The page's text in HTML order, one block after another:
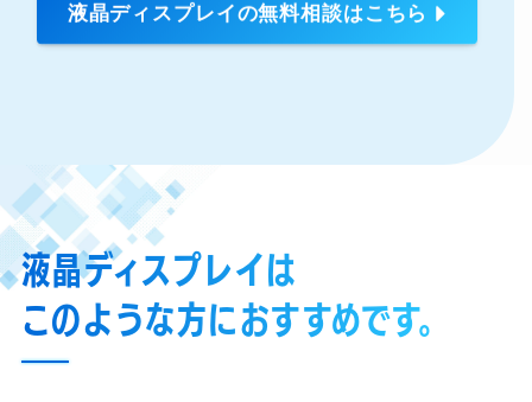
液晶ディスプレイの無料相談はこちら
液晶ディスプレイは
このような方におすすめです。